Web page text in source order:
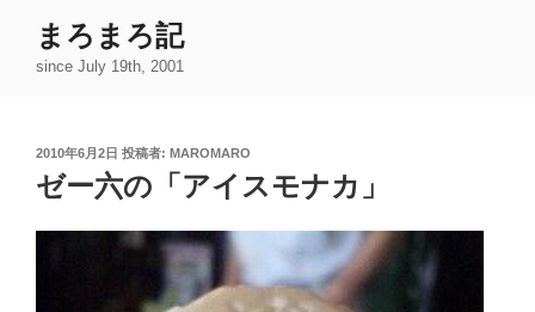
まろまろ記
since July 19th, 2001
投
稿
日:
2010年6月2日 投稿者: MAROMARO
ゼー六の「アイスモナカ」